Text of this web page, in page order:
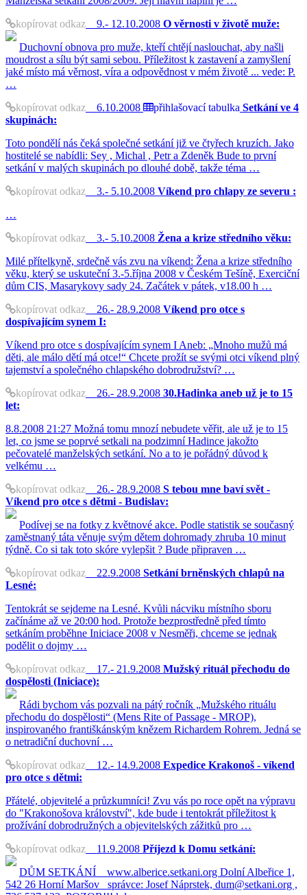
kopírovat odkaz 9.- 12.10.2008 O věrnosti v životě muže:
Duchovní obnova pro muže, kteří chtějí naslouchat, aby našli
moudrost a sílu být sami sebou. Příležitost k zastavení a zamyšlení
jaké místo má věrnost, víra a odpovědnost v mém životě ... vede: P.
…
kopírovat odkaz 6.10.2008 přihlašovací tabulka Setkání ve 4
skupinách:
Toto pondělí nás čeká společné setkání již ve čtyřech kruzích. Jako
hostitelé se nabídli: Sey , Michal , Petr a Zdeněk Bude to první
setkání v malých skupinách po dlouhé době, takže téma …
kopírovat odkaz 3.- 5.10.2008 Víkend pro chlapy ze severu :
…
kopírovat odkaz 3.- 5.10.2008 Žena a krize středního věku:
Milé přítelkyně, srdečně vás zvu na víkend: Žena a krize středního
věku, který se uskuteční 3.-5.října 2008 v Českém Tešíně, Exerciční
dům CIS, Masarykovy sady 24. Začátek v pátek, v18.00 h …
kopírovat odkaz 26.- 28.9.2008 Víkend pro otce s
dospívajícím synem I:
Víkend pro otce s dospívajícím synem I Aneb: „Mnoho mužů má
děti, ale málo dětí má otce!“ Chcete prožít se svými otci víkend plný
tajemství a společného chlapského dobrodružství? …
kopírovat odkaz 26.- 28.9.2008 30.Hadinka aneb už je to 15
let:
8.8.2008 21:27 Možná tomu mnozí nebudete věřit, ale už je to 15
let, co jsme se poprvé setkali na podzimní Hadince jakožto
pečovatelé manželských setkání. No a to je pořádný důvod k
velkému …
kopírovat odkaz 26.- 28.9.2008 S tebou mne baví svět -
Víkend pro otce s dětmi - Budislav:
Podívej se na fotky z květnové akce. Podle statistik se současný
zaměstnaný táta věnuje svým dětem dohromady zhruba 10 minut
týdně. Co si tak toto skóre vylepšit ? Bude připraven …
kopírovat odkaz 22.9.2008 Setkání brněnských chlapů na
Lesné:
Tentokrát se sejdeme na Lesné. Kvůli nácviku místního sboru
začínáme až ve 20:00 hod. Protože bezprostředně před tímto
setkáním proběhne Iniciace 2008 v Nesměři, chceme se jednak
podělit o dojmy …
kopírovat odkaz 17.- 21.9.2008 Mužský rituál přechodu do
dospělosti (Iniciace):
Rádi bychom vás pozvali na pátý ročník „Mužského rituálu
přechodu do dospělosti“ (Mens Rite of Passage - MROP),
inspirovaného františkánským knězem Richardem Rohrem. Jedná se
o netradiční duchovní …
kopírovat odkaz 12.- 14.9.2008 Expedice Krakonoš - víkend
pro otce s dětmi:
Přátelé, objevitelé a průzkumníci! Zvu vás po roce opět na výpravu
do "Krakonošova království", kde bude i tentokrát příležitost k
prožívání dobrodružných a objevitelských zážitků pro …
kopírovat odkaz 11.9.2008 Příjezd k Domu setkání:
DŮM SETKÁNÍ www.alberice.setkani.org Dolní Albeřice 1,
542 26 Horní Maršov správce: Josef Náprstek, dum@setkani.org ,